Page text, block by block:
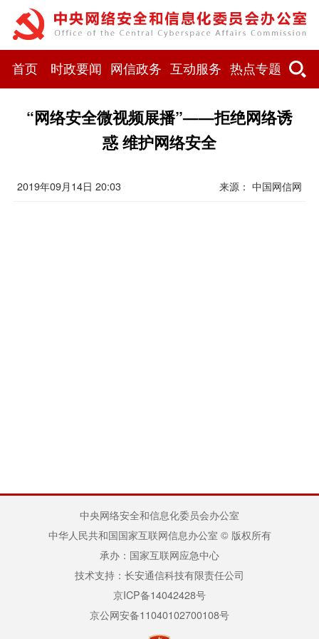
首页 时政要闻 网信政务 互动服务 热点专题
“网络安全微视频展播”——拒绝网络诱
惑 维护网络安全
2019年09月14日 20:03 来源： 中国网信网
中央网络安全和信息化委员会办公室
中华人民共和国国家互联网信息办公室 © 版权所有
承办：国家互联网应急中心
技术支持：长安通信科技有限责任公司
京ICP备14042428号
京公网安备11040102700108号